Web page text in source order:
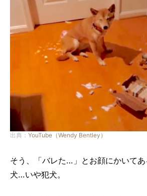
出典： YouTube（Wendy Bentley）
そう、「バレた…」とお顔にかいて
犬…いや犯犬。